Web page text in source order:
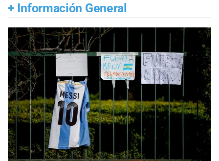
+ Información General